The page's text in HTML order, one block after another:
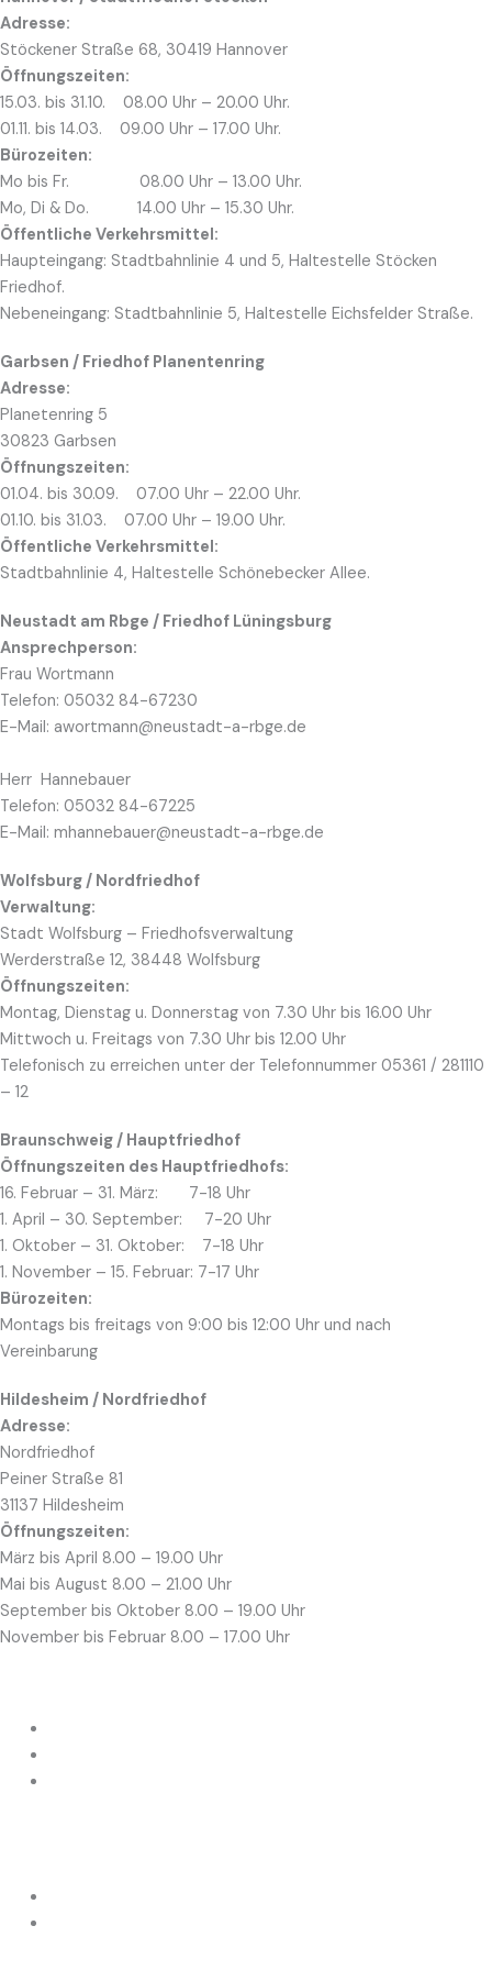
Adresse:
Stöckener Straße 68, 30419 Hannover
Öffnungszeiten:
15.03. bis 31.10. 08.00 Uhr – 20.00 Uhr.
01.11. bis 14.03. 09.00 Uhr – 17.00 Uhr.
Bürozeiten:
Mo bis Fr. 08.00 Uhr – 13.00 Uhr.
Mo, Di & Do. 14.00 Uhr – 15.30 Uhr.
Öffentliche Verkehrsmittel:
Haupteingang: Stadtbahnlinie 4 und 5, Haltestelle Stöcken
Friedhof.
Nebeneingang: Stadtbahnlinie 5, Haltestelle Eichsfelder Straße.
Garbsen / Friedhof Planentenring
Adresse:
Planetenring 5
30823 Garbsen
Öffnungszeiten:
01.04. bis 30.09. 07.00 Uhr – 22.00 Uhr.
01.10. bis 31.03. 07.00 Uhr – 19.00 Uhr.
Öffentliche Verkehrsmittel:
Stadtbahnlinie 4, Haltestelle Schönebecker Allee.
Neustadt am Rbge / Friedhof Lüningsburg
Ansprechperson:
Frau Wortmann
Telefon: 05032 84-67230
E-Mail: awortmann@neustadt-a-rbge.de
Herr Hannebauer
Telefon: 05032 84-67225
E-Mail: mhannebauer@neustadt-a-rbge.de
Wolfsburg / Nordfriedhof
Verwaltung:
Stadt Wolfsburg – Friedhofsverwaltung
Werderstraße 12, 38448 Wolfsburg
Öffnungszeiten:
Montag, Dienstag u. Donnerstag von 7.30 Uhr bis 16.00 Uhr
Mittwoch u. Freitags von 7.30 Uhr bis 12.00 Uhr
Telefonisch zu erreichen unter der Telefonnummer 05361 / 281110
– 12
Braunschweig / Hauptfriedhof
Öffnungszeiten des Hauptfriedhofs:
16. Februar – 31. März: 7-18 Uhr
1. April – 30. September: 7-20 Uhr
1. Oktober – 31. Oktober: 7-18 Uhr
1. November – 15. Februar: 7-17 Uhr
Bürozeiten:
Montags bis freitags von 9:00 bis 12:00 Uhr und nach
Vereinbarung
Hildesheim / Nordfriedhof
Adresse:
Nordfriedhof
Peiner Straße 81
31137 Hildesheim
Öffnungszeiten:
März bis April 8.00 – 19.00 Uhr
Mai bis August 8.00 – 21.00 Uhr
September bis Oktober 8.00 – 19.00 Uhr
November bis Februar 8.00 – 17.00 Uhr